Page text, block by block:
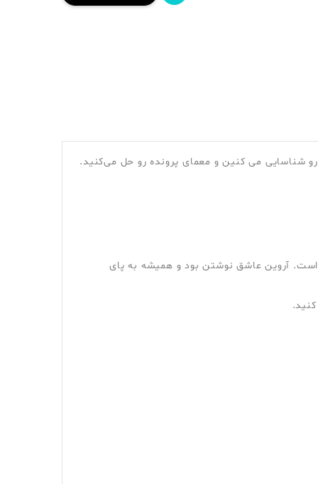
شناسایی می کنین و معمای پرونده رو حل می‌کنید.
شده است. آروین عاشق نوشتن بود و همیشه به پای